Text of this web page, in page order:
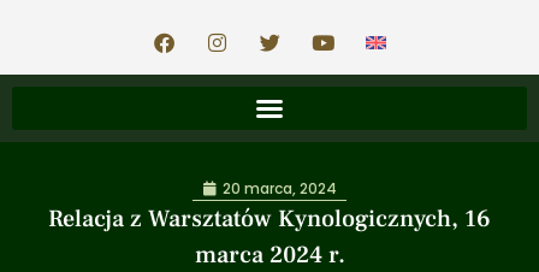
Relacja z Warsztatów Kynologicznych, 16
marca 2024 r.
20 marca, 2024